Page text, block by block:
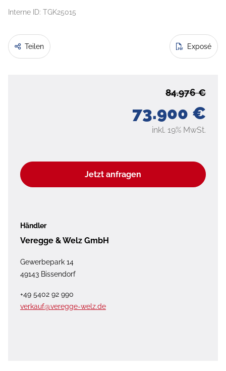
Interne ID: TGK25015
Teilen Exposé
73.900 €
84.976 €
inkl. 19% MwSt.
Jetzt anfragen
Händler
Veregge & Welz GmbH
Gewerbepark 14
49143 Bissendorf
+49 5402 92 990
verkauf@veregge-welz.de